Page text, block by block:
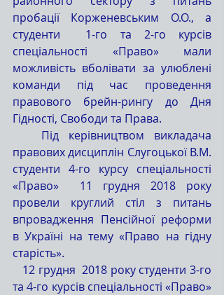
пробації Корженевським О.О., а
студенти  1-го та 2-го курсів
спеціальності «Право» мали
можливість вболівати за улюблені
команди під час проведення
правового брейн-рингу до Дня
Гідності, Свободи та Права.
правових дисциплін Слугоцької В.М.
студенти 4-го курсу спеціальності
«Право»  11 грудня 2018 року
провели круглий стіл з питань
впровадження Пенсійної реформи
в Україні на тему «Право на гідну
старість».
та 4-го курсів спеціальності «Право»